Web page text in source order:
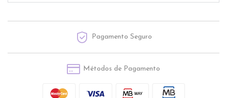
Pagamento Seguro
Métodos de Pagamento